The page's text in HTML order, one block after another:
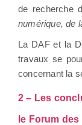
de recherche
numérique, de
La DAF et la
travaux se
concernant la
2 – Les
le Forum